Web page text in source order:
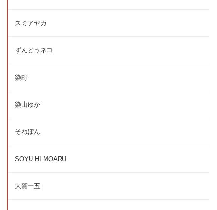
スミアヤカ
ずんどうネコ
染町
染山ゆか
そねぽん
SOYU HI MOARU
大賀一五